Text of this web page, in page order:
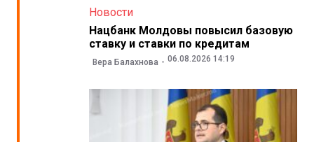
Новости
Нацбанк Молдовы повысил базовую
ставку и ставки по кредитам
Вера Балахнова 06.08.2026 14:19